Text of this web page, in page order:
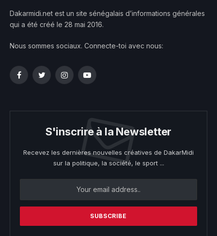
Dakarmidi.net est un site sénégalais d’informations générales
qui a été créé le 28 mai 2016.
Nous sommes sociaux. Connecte-toi avec nous:
FacebookTwitterInstagramYouTube
S'inscrire à la Newsletter
Recevez les dernières nouvelles créatives de DakarMidi
sur la politique, la société, le sport ...